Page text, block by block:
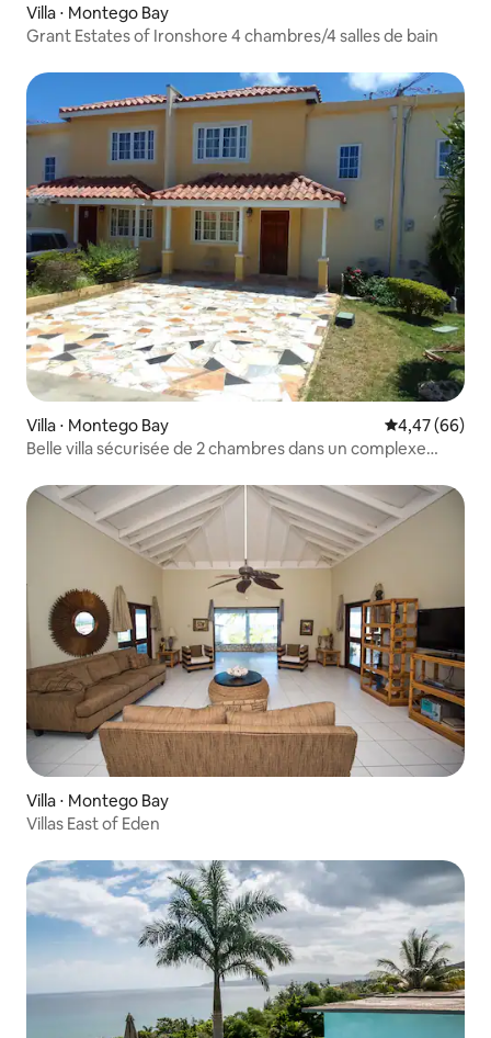
Villa ⋅ Montego Bay
Grant Estates of Ironshore 4 chambres/4 salles de bain
Villa ⋅ Montego Bay Évaluation
4,47 (66)
Belle villa sécurisée de 2 chambres dans un complexe
Villa ⋅ Montego Bay
Villas East of Eden